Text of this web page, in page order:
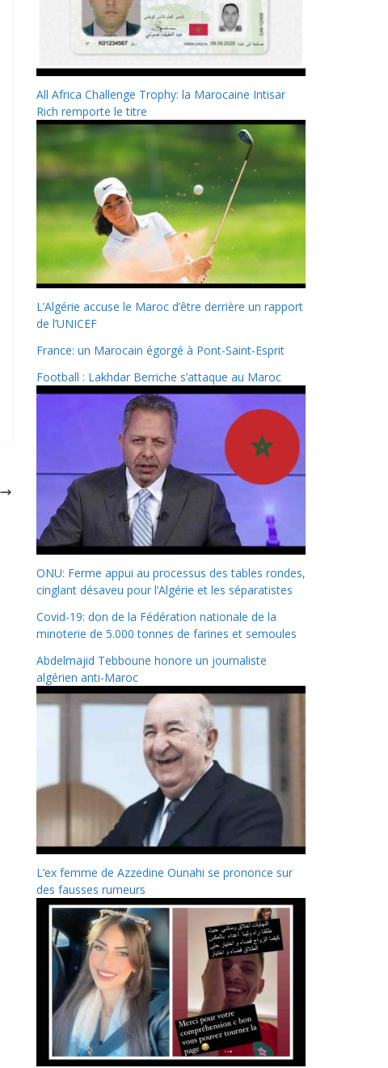
All Africa Challenge Trophy: la Marocaine Intisar
Rich remporte le titre
L’Algérie accuse le Maroc d’être derrière un rapport
de l’UNICEF
France: un Marocain égorgé à Pont-Saint-Esprit
Football : Lakhdar Berriche s’attaque au Maroc
ONU: Ferme appui au processus des tables rondes,
cinglant désaveu pour l’Algérie et les séparatistes
Covid-19: don de la Fédération nationale de la
minoterie de 5.000 tonnes de farines et semoules
Abdelmajid Tebboune honore un journaliste
algérien anti-Maroc
L’ex femme de Azzedine Ounahi se prononce sur
des fausses rumeurs